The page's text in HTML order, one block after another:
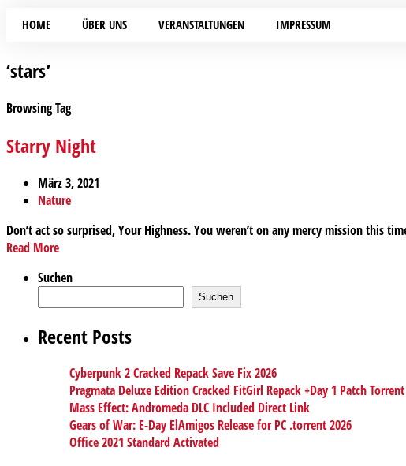
HOME ÜBER UNS VERANSTALTUNGEN IMPRESSUM
‘stars’
Browsing Tag
Starry Night
März 3, 2021
Nature
Don’t act so surprised, Your Highness. You weren’t on any mercy mission this
Read More
Suchen
Suchen
Recent Posts
Cyberpunk 2 Cracked Repack Save Fix 2026
Pragmata Deluxe Edition Cracked FitGirl Repack +Day 1 Patch Torrent
Mass Effect: Andromeda DLC Included Direct Link
Gears of War: E-Day ElAmigos Release for PC .torrent 2026
Office 2021 Standard Activated